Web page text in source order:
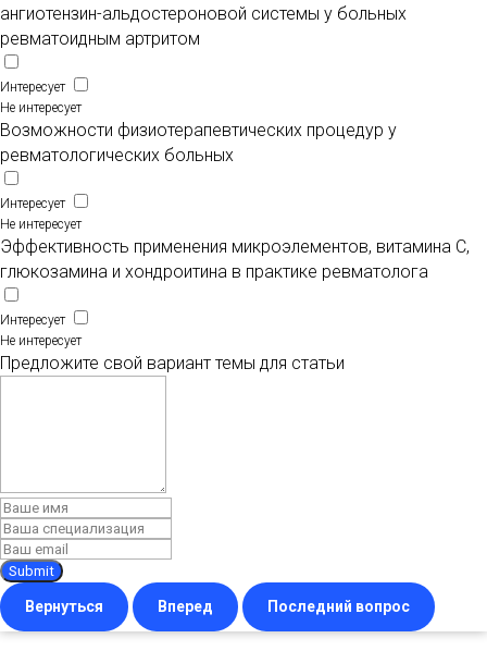
ангиотензин-альдостероновой системы у больных
ревматоидным артритом
Интересует
Не интересует
Возможности физиотерапевтических процедур у
ревматологических больных
Интересует
Не интересует
Эффективность применения микроэлементов, витамина С,
глюкозамина и хондроитина в практике ревматолога
Интересует
Не интересует
Предложите свой вариант темы для статьи
Submit
Вернуться Вперед Последний вопрос